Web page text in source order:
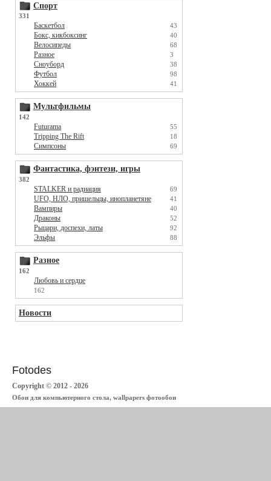
Спорт
331
Баскетбол 43
Бокс, кикбоксинг 40
Велосипеды 68
Разное 3
Сноуборд 38
Футбол 98
Хоккей 41
Мультфильмы
142
Futurama 55
Tripping The Rift 18
Симпсоны 69
Фантастика, фэнтези, игры
382
STALKER и радиация 69
UFO, НЛО, пришельцы, инопланетяне 41
Вампиры 40
Драконы 52
Рыцари, доспехи, латы 92
Эльфы 88
Разное
162
Любовь и сердце
162
Новости
Fotodes
Copyright © 2012 - 2026
Обои для компьютерного стола, wallpapers фотообои